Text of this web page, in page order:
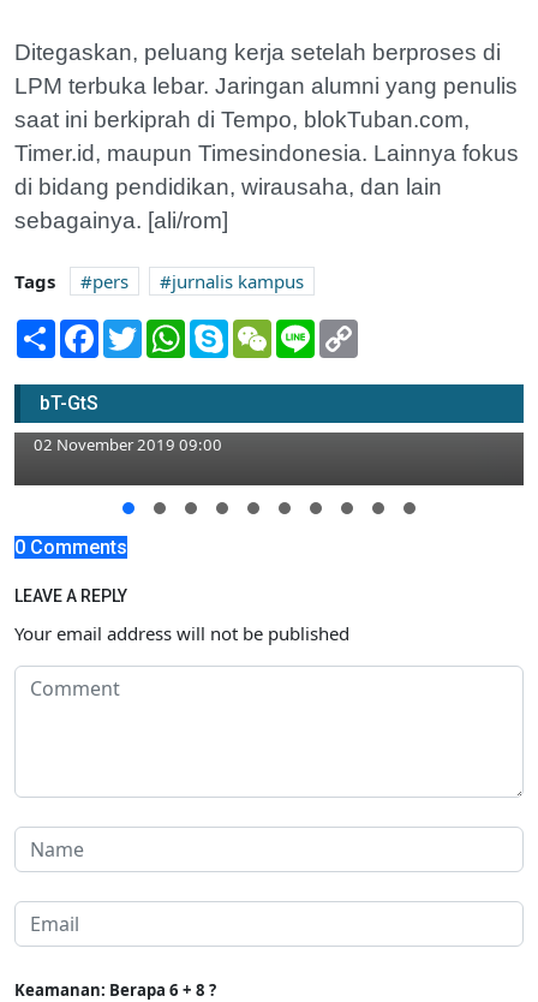
Ditegaskan, peluang kerja setelah berproses di
LPM terbuka lebar. Jaringan alumni yang penulis
saat ini berkiprah di Tempo, blokTuban.com,
Timer.id, maupun Timesindonesia. Lainnya fokus
di bidang pendidikan, wirausaha, dan lain
sebagainya. [ali/rom]
Tags pers
jurnalis kampus
Share Facebook
TwitterWhatsApp
SkypeWeChatLine
bT-GtS
Diklatsar Jurnalistik, Majalah Blantika
SMAN 1 Rengel Fokus Materi News
02 November 2019 09:00
0 Comments
LEAVE A REPLY
Your email address will not be published
Keamanan: Berapa 6 + 8 ?